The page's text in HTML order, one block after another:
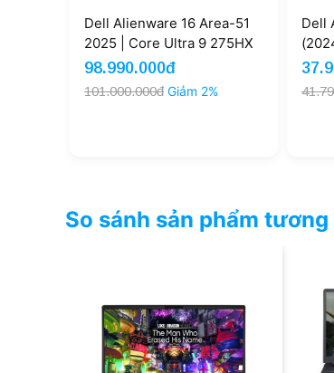
Dell Alienware 16 Area-51
2025 | Core Ultra 9 275HX
RAM 32GB SSD 2TB RTX
5080 16GB QHD 240Hz
98.990.000đ
101.000.000đ Giảm 2%
Dell
RAM
So sánh sản phẩm